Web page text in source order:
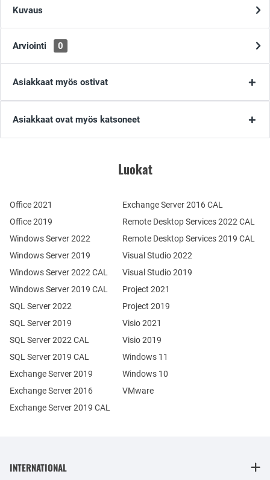
Kuvaus
Arviointi 0
Asiakkaat myös ostivat
Asiakkaat ovat myös katsoneet
Luokat
Office 2021
Office 2019
Windows Server 2022
Windows Server 2019
Exchange Server 2019
Exchange Server 2016
SQL Server 2022
SQL Server 2019
Windows Server 2022 CAL
Windows Server 2019 CAL
SQL Server 2022 CAL
SQL Server 2019 CAL
Remote Desktop Services 2022 CAL
Remote Desktop Services 2019 CAL
Exchange Server 2019 CAL
Exchange Server 2016 CAL
Visual Studio 2022
Visual Studio 2019
Project 2021
Project 2019
Visio 2021
Visio 2019
Windows 11
Windows 10
VMware
INTERNATIONAL